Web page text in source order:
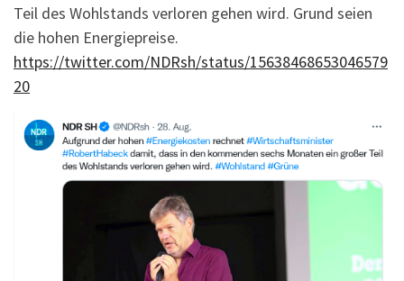
Teil des Wohlstands verloren gehen wird. Grund seien
die hohen Energiepreise.
https://twitter.com/NDRsh/status/15638468653046579
20